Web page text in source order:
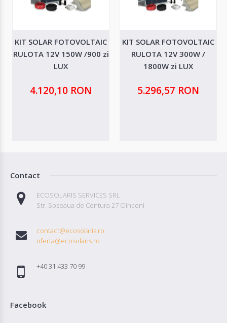
KIT SOLAR FOTOVOLTAIC
RULOTA 12V 150W /900 zi
LUX
4.120,10 RON
KIT SOLAR FOTOVOLTAIC
RULOTA 12V 300W /
1800W zi LUX
5.296,57 RON
Contact
ECOSOLARIS SERVICES SRL
Str. Soseaua de Centura 27 Clinceni
contact@ecosolaris.ro
oferta@ecosolaris.ro
+40 31 433 70 99
Facebook